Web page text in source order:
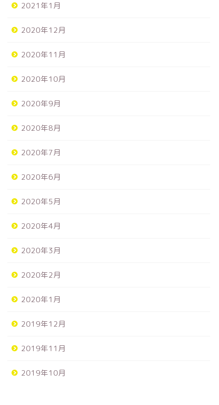
2021年1月
2020年12月
2020年11月
2020年10月
2020年9月
2020年8月
2020年7月
2020年6月
2020年5月
2020年4月
2020年3月
2020年2月
2020年1月
2019年12月
2019年11月
2019年10月